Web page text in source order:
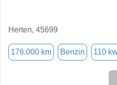
Herten, 45699
176.000 km Benzin 110